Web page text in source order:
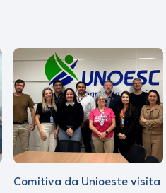
Comitiva da Unioeste visita